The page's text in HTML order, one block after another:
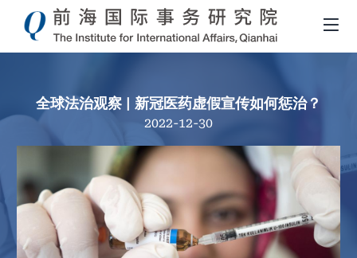
全球法治观察 | 新冠医药虚假宣传如何惩治？
2022-12-30